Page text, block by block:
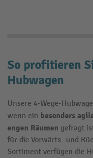
So profitieren
Hubwagen
Unsere 4-Wege-
wenn ein besonders
engen Räumen gefragt
für die Vorwärts- und
Sortiment verfügen die